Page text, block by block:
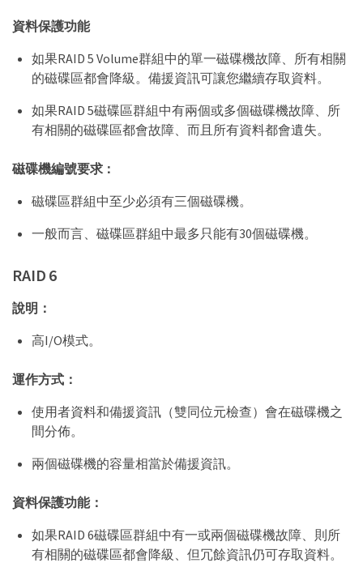
資料保護功能
如果RAID 5 Volume群組中的單一磁碟機故障、所有相關
的磁碟區都會降級。備援資訊可讓您繼續存取資料。
如果RAID 5磁碟區群組中有兩個或多個磁碟機故障、所
有相關的磁碟區都會故障、而且所有資料都會遺失。
磁碟機編號要求：
磁碟區群組中至少必須有三個磁碟機。
一般而言、磁碟區群組中最多只能有30個磁碟機。
RAID 6
說明：
高I/O模式。
運作方式：
使用者資料和備援資訊（雙同位元檢查）會在磁碟機之
間分佈。
兩個磁碟機的容量相當於備援資訊。
資料保護功能：
如果RAID 6磁碟區群組中有一或兩個磁碟機故障、則所
有相關的磁碟區都會降級、但冗餘資訊仍可存取資料。